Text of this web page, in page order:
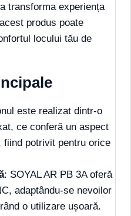
transforma experiența
produs poate
locului tău de
este realizat dintr-o
ce conferă un aspect
fiind potrivit pentru orice
: SOYAL AR PB 3A oferă
adaptându-se nevoilor
o utilizare ușoară.